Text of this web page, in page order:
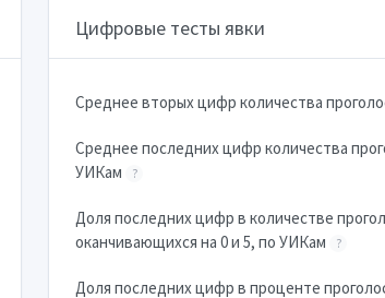
Цифровые тесты явки
Cреднее вторых цифр количества
Cреднее последних цифр количества
УИКам
?
Доля последних цифр в количестве
оканчивающихся на 0 и 5, по УИКам
?
Доля последних цифр в проценте